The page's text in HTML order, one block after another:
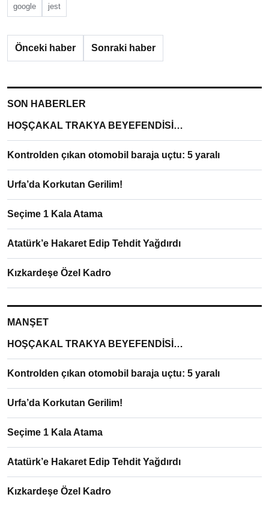
google jest
Önceki haber Sonraki haber
SON HABERLER
HOŞÇAKAL TRAKYA BEYEFENDİSİ…
Kontrolden çıkan otomobil baraja uçtu: 5 yaralı
Urfa’da Korkutan Gerilim!
Seçime 1 Kala Atama
Atatürk’e Hakaret Edip Tehdit Yağdırdı
Kızkardeşe Özel Kadro
MANŞET
HOŞÇAKAL TRAKYA BEYEFENDİSİ…
Kontrolden çıkan otomobil baraja uçtu: 5 yaralı
Urfa’da Korkutan Gerilim!
Seçime 1 Kala Atama
Atatürk’e Hakaret Edip Tehdit Yağdırdı
Kızkardeşe Özel Kadro